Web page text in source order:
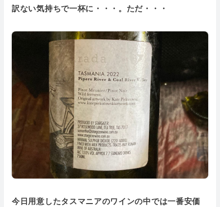
訳ない気持ちで一杯に・・・。ただ・・・
今日用意したタスマニアのワインの中では一番安価